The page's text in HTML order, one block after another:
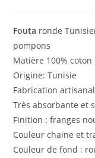
Fouta ronde
pompons
Matière 100% coton
Origine: Tunisie
Fabrication
Très absorbante et
Finition : franges
Couleur chaine et
Couleur de fond :